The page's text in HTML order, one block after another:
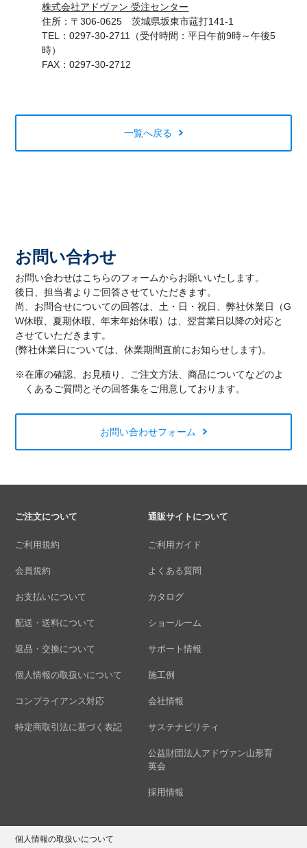
株式会社アドヴァン 受注センター
住所：〒306-0625 茨城県坂東市莚打141-1
TEL：0297-30-2711（受付時間：平日午前9時～午後5
時）
FAX：0297-30-2712
一覧へ戻る
お問い合わせ
お問い合わせはこちらのフォームからお願いいたします。
後日、担当者よりご回答させていただきます。
尚、お問合せについての回答は、土・日・祝日、弊社休業日（G
W休暇、夏期休暇、年末年始休暇）は、翌営業日以降の対応と
させていただきます。
(弊社休業日については、休業期間直前にお知らせします)。
※在庫の確認、お見積り、ご注文方法、商品についてなどのよ
くあるご質問とその回答集をご用意しております。
お問い合わせフォーム
ご注文について
ご利用規約
会員規約
お支払いについて
配送・送料について
返品・交換について
個人情報の取扱いについて
コンプライアンス対応
特定商取引法に基づく表記
通販サイトについて
ご利用ガイド
よくある質問
カタログ
ショールーム
サポート情報
施工例
会社情報
サステナビリティ
公益財団法人アドヴァン山形育
英会
採用情報
個人情報の取扱いについて